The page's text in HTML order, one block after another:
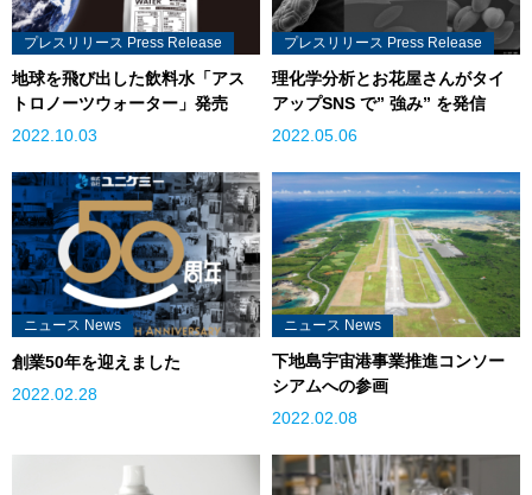
プレスリリース Press Release
地球を飛び出した飲料水「アス
トロノーツウォーター」発売
2022.10.03
プレスリリース Press Release
理化学分析とお花屋さんがタイ
アップSNS で” 強み” を発信
2022.05.06
ニュース News
創業50年を迎えました
2022.02.28
ニュース News
下地島宇宙港事業推進コンソー
シアムへの参画
2022.02.08